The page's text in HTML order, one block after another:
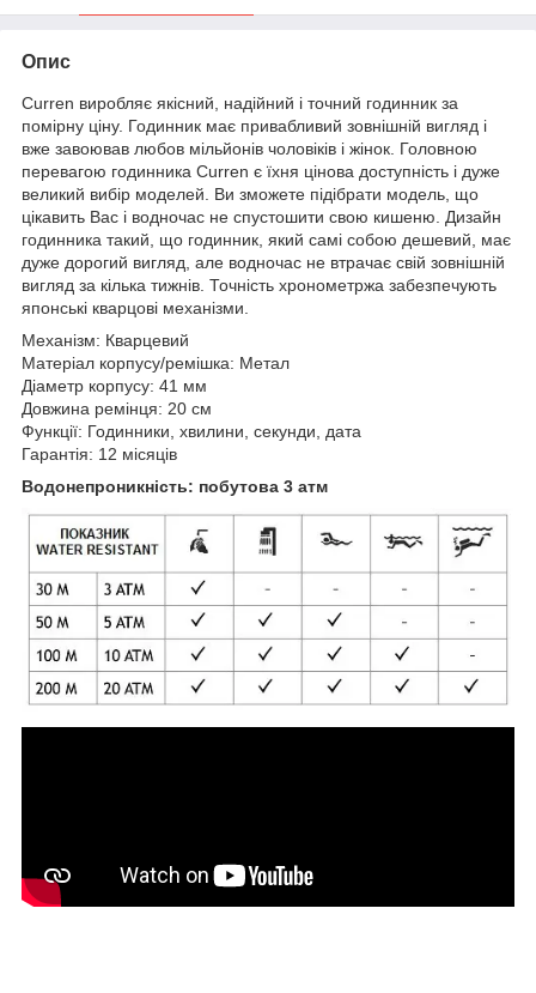
Опис
Curren виробляє якісний, надійний і точний годинник за
помірну ціну. Годинник має привабливий зовнішній вигляд і
вже завоював любов мільйонів чоловіків і жінок. Головною
перевагою годинника Curren є їхня цінова доступність і дуже
великий вибір моделей. Ви зможете підібрати модель, що
цікавить Вас і водночас не спустошити свою кишеню. Дизайн
годинника такий, що годинник, який самі собою дешевий, має
дуже дорогий вигляд, але водночас не втрачає свій зовнішній
вигляд за кілька тижнів. Точність хронометржа забезпечують
японські кварцові механізми.
Механізм: Кварцeвий
Матеріал корпусу/ремішка: Метал
Діаметр корпусу: 41 мм
Довжина ремінця: 20 см
Функції: Годинники, хвилини, секунди, дата
Гарантія: 12 місяців
Водонепроникність: побутова 3 атм